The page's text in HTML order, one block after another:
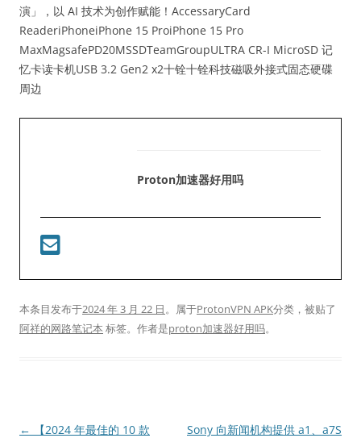
演」，以 AI 技术为创作赋能！AccessaryCard
ReaderiPhoneiPhone 15 ProiPhone 15 Pro
MaxMagsafePD20MSSDTeamGroupULTRA CR-I MicroSD 记
忆卡读卡机USB 3.2 Gen2 x2十铨十铨科技磁吸外接式固态硬碟
周边
Proton加速器好用吗
本条目发布于2024 年 3 月 22 日。属于ProtonVPN APK分类，被贴了
阿祥的网路笔记本 标签。 作者是proton加速器好用吗。
文
←
【2024 年最佳的 10 款
Sony 向新闻机构提供 a1、a7S